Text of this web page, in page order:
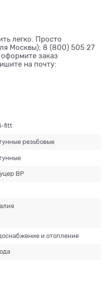
легко. Просто
Москвы); 8 (800) 505 27
заказ
на почту:
fitt
резьбовые
ВР
и отопление